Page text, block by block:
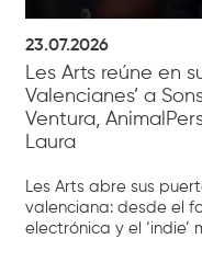
23.07.2026
Les Arts reúne en
Valencianes’ a
Ventura,
Laura
Les Arts abre sus
valenciana: desde el
electrónica y el ‘indie’